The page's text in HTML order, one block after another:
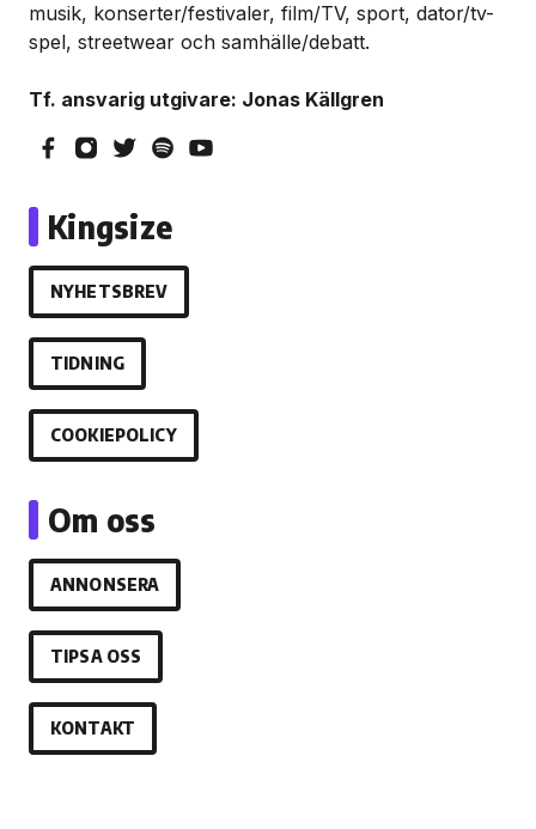
musik, konserter/festivaler, film/TV, sport, dator/tv-
spel, streetwear och samhälle/debatt.
Tf. ansvarig utgivare: Jonas Källgren
Kingsize
NYHETSBREV
TIDNING
COOKIEPOLICY
Om oss
ANNONSERA
TIPSA OSS
KONTAKT